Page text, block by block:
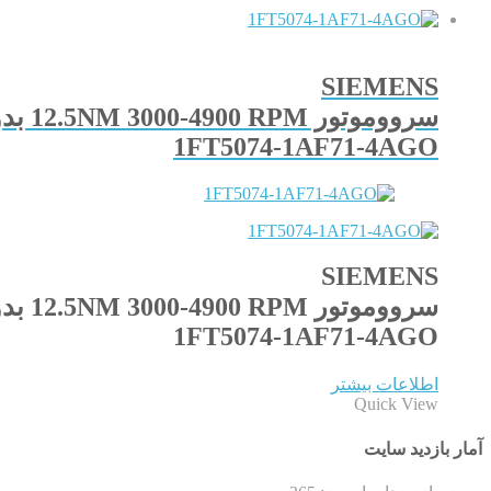
SIEMENS
سرووموتور 12.5NM 3000-4900 RPM بدون ترمز
1FT5074-1AF71-4AGO
SIEMENS
سرووموتور 12.5NM 3000-4900 RPM بدون ترمز
1FT5074-1AF71-4AGO
اطلاعات بیشتر
Quick View
آمار بازدید سایت